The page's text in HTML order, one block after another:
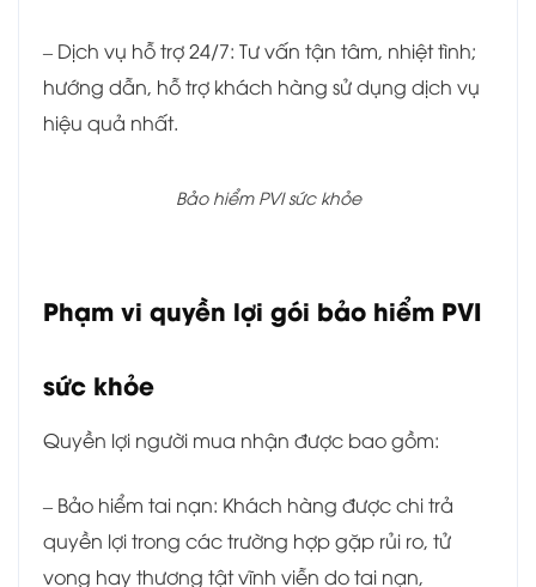
– Dịch vụ hỗ trợ 24/7: Tư vấn tận tâm, nhiệt tình;
hướng dẫn, hỗ trợ khách hàng sử dụng dịch vụ
hiệu quả nhất.
Bảo hiểm PVI sức khỏe
Phạm vi quyền lợi gói bảo hiểm PVI
sức khỏe
Quyền lợi người mua nhận được bao gồm:
– Bảo hiểm tai nạn: Khách hàng được chi trả
quyền lợi trong các trường hợp gặp rủi ro, tử
vong hay thương tật vĩnh viễn do tai nạn,